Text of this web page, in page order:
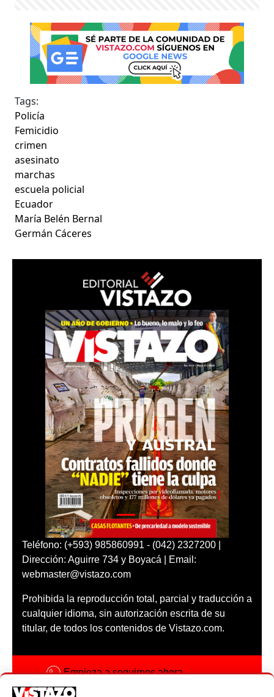
Tags:
Policía
Femicidio
crimen
asesinato
marchas
escuela policial
Ecuador
María Belén Bernal
Germán Cáceres
Teléfono: (+593) 985860991 - (042) 2327200 |
Dirección: Aguirre 734 y Boyacá | Email:
webmaster@vistazo.com
Prohibida la reproducción total, parcial y traducción a
cualquier idioma, sin autorización escrita de su
titular, de todos los contenidos de Vistazo.com.
Empieza a seguirnos ahora